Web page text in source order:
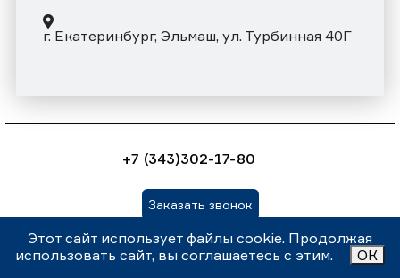
г. Екатеринбург, Эльмаш, ул. Турбинная 40Г
+7 (343)302-17-80
Заказать звонок
Внимание! Данный сайт носит информационный характер и
ни при каких условиях не является публичной офертой,
Этот сайт использует файлы cookie. Продолжая
использовать сайт, вы соглашаетесь с этим.
ОК